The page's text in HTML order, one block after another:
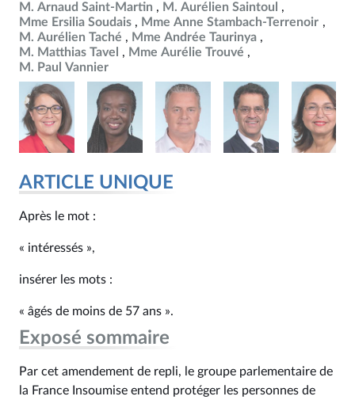
M. Arnaud Saint-Martin
M. Aurélien Saintoul
Mme Ersilia Soudais
Mme Anne Stambach-Terrenoir
M. Aurélien Taché
Mme Andrée Taurinya
M. Matthias Tavel
Mme Aurélie Trouvé
M. Paul Vannier
ARTICLE UNIQUE
Après le mot :
« intéressés »,
insérer les mots :
« âgés de moins de 57 ans ».
Exposé sommaire
Par cet amendement de repli, le groupe parlementaire de
la France Insoumise entend protéger les personnes de